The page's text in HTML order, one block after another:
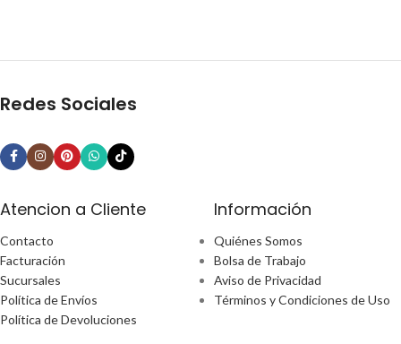
Redes Sociales
Atencion a Cliente
Contacto
Facturación
Sucursales
Política de Envíos
Política de Devoluciones
Información
Quiénes Somos
Bolsa de Trabajo
Aviso de Privacidad
Términos y Condiciones de Uso